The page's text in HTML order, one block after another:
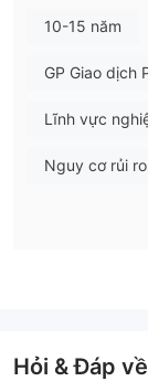
tương lai (Số
Tôi có thể Giao
gia vào cổ phiếu,
10-15 năm
GP Giao dịch
Lĩnh vực
Nguy cơ rủi
Hỏi & Đáp